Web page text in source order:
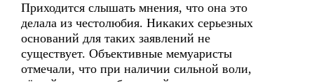
Приходится слышать мнения, что она это
делала из честолюбия. Никаких серьезных
оснований для таких заявлений не
существует. Объективные мемуаристы
отмечали, что при наличии сильной воли,